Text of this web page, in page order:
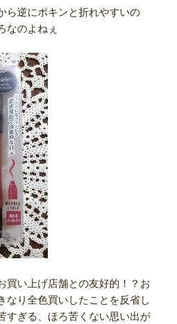
ら逆にポキンと折れやすいの
なのよねぇ
買い上げ店舗との友好的！？お
なり全色買いしたことを反省し
すぎる、ほろ苦くない思い出が